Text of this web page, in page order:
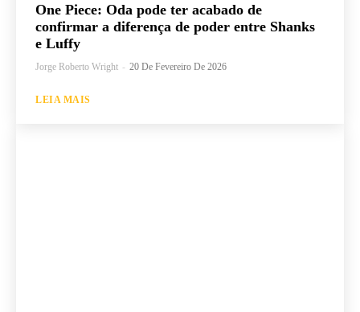
One Piece: Oda pode ter acabado de
confirmar a diferença de poder entre Shanks
e Luffy
Jorge Roberto Wright - 20 De Fevereiro De 2026
LEIA MAIS